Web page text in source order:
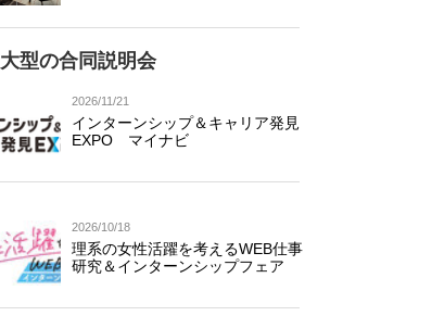
大型の合同説明会
2026/11/21
インターンシップ＆キャリア発見
EXPO マイナビ
2026/10/18
理系の女性活躍を考えるWEB仕事
研究＆インターンシップフェア